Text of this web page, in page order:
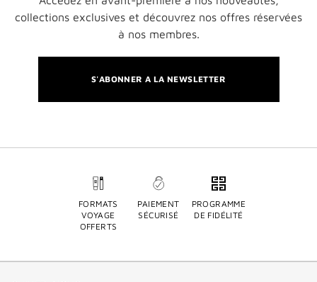
collections exclusives et découvrez nos offres réservées
à nos membres.
S'ABONNER A LA NEWSLETTER
FORMATS
VOYAGE
OFFERTS
PAIEMENT
SÉCURISÉ
PROGRAMME
DE FIDÉLITÉ